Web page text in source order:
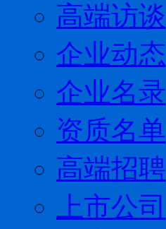
高端访谈
企业动态
企业名录
资质名单
高端招聘
上市公司